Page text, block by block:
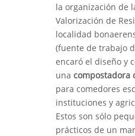
la organización de
Valorización de
localidad
(fuente de trabajo
encaró el diseño y
una compostadora
para comedores
instituciones y
Estos son sólo
prácticos de un